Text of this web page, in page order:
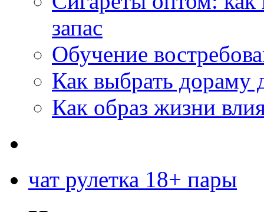
запас
Обучение
Как выбрать дораму
Как образ жизни
чат рулетка 18+ пары